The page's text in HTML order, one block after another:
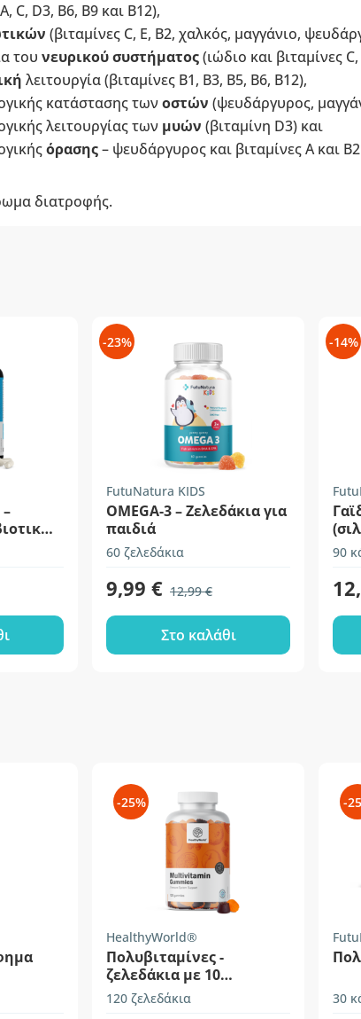
C, D3, B6, B9 και B12),
(βιταμίνες C, E, B2, χαλκός, μαγγάνιο,
του νευρικού συστήματος(ιώδιο και βιταμίνες
λειτουργία (βιταμίνες B1, B3, B5, B6, B12),
κατάστασης τωνοστών (ψευδάργυρος,
λειτουργίας των μυών (βιταμίνη D3) και
όρασης– ψευδάργυρος και βιταμίνες Α και
διατροφής.
-23%
FutuNatura KIDS
OMEGA-3 – Ζελεδάκια για
παιδιά
60 ζελεδάκια
9,99 € 12,99 €
Στο καλάθι
-14%
90
-25%
HealthyWorld®
Πολυβιταμίνες -
ζελεδάκια με 10
βιταμίνες
120 ζελεδάκια
-
30